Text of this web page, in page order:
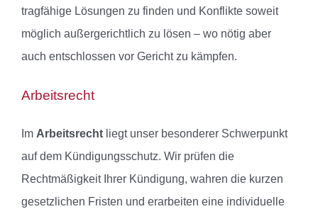
tragfähige Lösungen zu finden und Konflikte soweit
möglich außergerichtlich zu lösen – wo nötig aber
auch entschlossen vor Gericht zu kämpfen.
Arbeitsrecht
Im Arbeitsrechtliegt unser besonderer Schwerpunkt
auf dem Kündigungsschutz. Wir prüfen die
Rechtmäßigkeit Ihrer Kündigung, wahren die kurzen
gesetzlichen Fristen und erarbeiten eine individuelle